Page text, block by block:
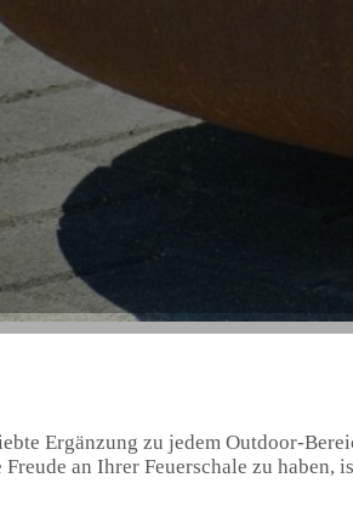
Ergänzung zu jedem Outdoor-
an Ihrer Feuerschale zu